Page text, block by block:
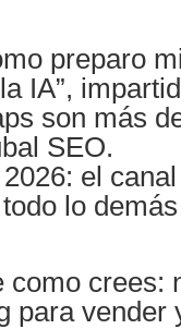
preparo
IA”,
son más
SEO.
el
lo
como crees:
para vender